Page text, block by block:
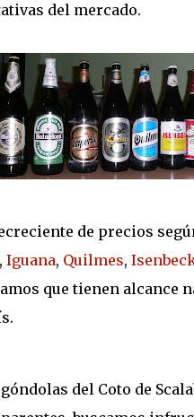
del mercado.
de precios
Iguana, Quilmes,
que tienen alcance
del Coto de